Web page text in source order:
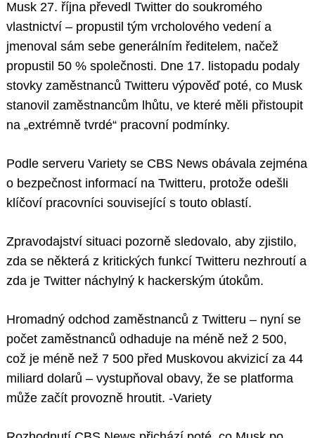
Musk 27. října převedl Twitter do soukromého
vlastnictví – propustil tým vrcholového vedení a
jmenoval sám sebe generálním ředitelem, načež
propustil 50 % společnosti. Dne 17. listopadu podaly
stovky zaměstnanců Twitteru výpověď poté, co Musk
stanovil zaměstnancům lhůtu, ve které měli přistoupit
na „extrémně tvrdé“ pracovní podmínky.
Podle serveru Variety se CBS News obávala zejména
o bezpečnost informací na Twitteru, protože odešli
klíčoví pracovníci související s touto oblastí.
Zpravodajství situaci pozorně sledovalo, aby zjistilo,
zda se některá z kritických funkcí Twitteru nezhroutí a
zda je Twitter náchylný k hackerským útokům.
Hromadný odchod zaměstnanců z Twitteru – nyní se
počet zaměstnanců odhaduje na méně než 2 500,
což je méně než 7 500 před Muskovou akvizicí za 44
miliard dolarů – vystupňoval obavy, že se platforma
může začít provozně hroutit. -Variety